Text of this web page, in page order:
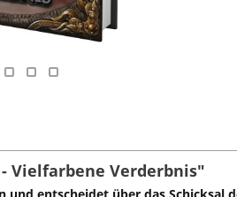
Vielfarbene Verderbnis"